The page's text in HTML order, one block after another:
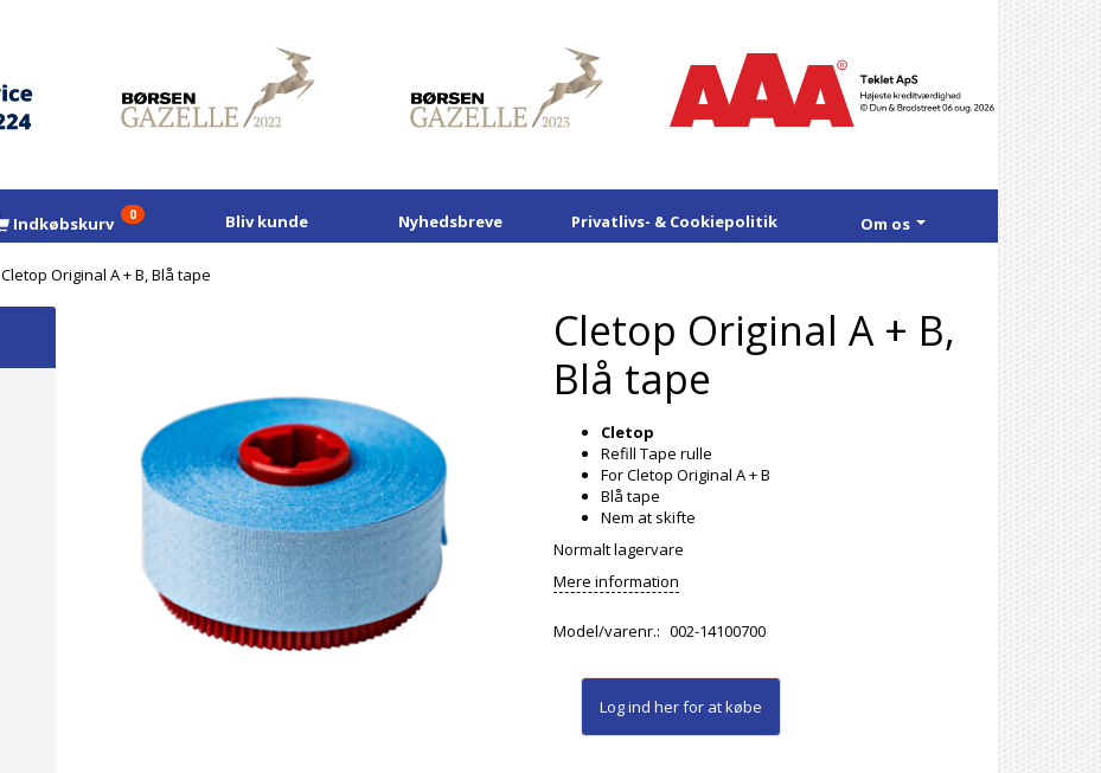
Indkøbskurv 0 Bliv kunde Nyhedsbreve Privatlivs- & Cookiepolitik Om os
Cletop Original A + B, Blå tape
Cletop Original A + B,
Blå tape
Cletop
Refill Tape rulle
For Cletop Original A + B
Blå tape
Nem at skifte
Normalt lagervare
Mere information
Model/varenr.: 002-14100700
Log ind herfor at købe